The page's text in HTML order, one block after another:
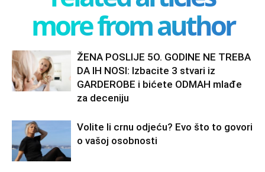
more from author
ŽENA POSLIJE 5O. GODINE NE TREBA
DA IH NOSI: Izbacite 3 stvari iz
GARDEROBE i bićete ODMAH mlađe
za deceniju
Volite li crnu odjeću? Evo što to govori
o vašoj osobnosti